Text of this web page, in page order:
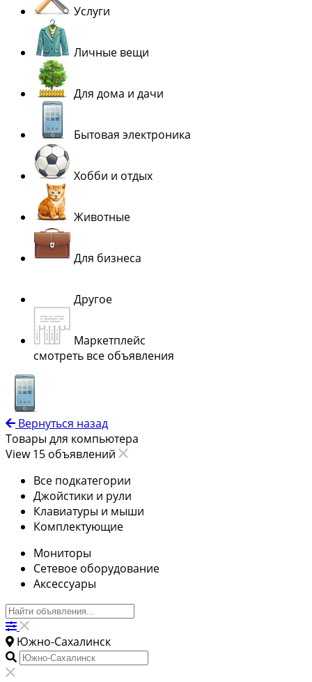
Услуги
Личные вещи
Для дома и дачи
Бытовая электроника
Хобби и отдых
Животные
Для бизнеса
Другое
Маркетплейс
смотреть все объявления
Вернуться назад
Товары для компьютера
View 15 объявлений
Все подкатегории
Джойстики и рули
Клавиатуры и мыши
Комплектующие
Мониторы
Сетевое оборудование
Аксессуары
Южно-Сахалинск